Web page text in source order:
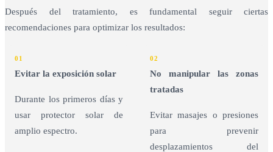
Después del tratamiento, es fundamental seguir ciertas
recomendaciones para optimizar los resultados:
01
Evitar la exposición solar
Durante los primeros días y
usar protector solar de
amplio espectro.
02
No manipular las zonas
tratadas
Evitar masajes o presiones
para prevenir
desplazamientos del